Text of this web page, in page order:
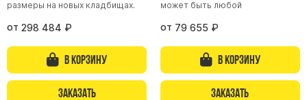
Памятники Мусульманские
Памятники Армянские
Европейские памятники
Памятники "Клипарт"
Семейные памятники ( памятники на двоих )
размеры на новых кладбищах.
от 298 484 ₽
В корзину
Заказать
может быть любой
от 79 655 ₽
В корзину
Заказать